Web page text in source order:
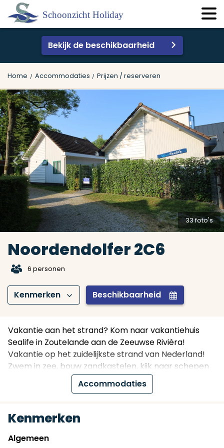
Bekijk de beschikbaarheid
Home Accommodaties Prijzen / reserveren
33 foto's
Noordendolfer 2C6
t 6 personen
Kenmerken I Beschikbaarheid Z
Vakantie aan het strand? Kom naar vakantiehuis
Sealife in Zoutelande aan de Zeeuwse Rivièra!
Vakantie op het zuidelijkste strand van Nederland!
Zwem in zee, bouw zandkastelen, kijk naar schepen
of maak een wandeling over duinpaden of in het bos,
bekijk parasailing bij gunstige wind. De ideale
viervoeter is van harte welkom!
Noordendolfer 2-C6 in Zoutelande is een gezellig en
Accommodaties
Kenmerken
Algemeen